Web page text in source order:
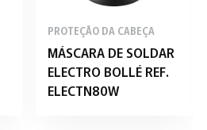
PROTEÇÃO DA CABEÇA
MÁSCARA DE SOLDAR
ELECTRO BOLLÉ REF.
ELECTN80W